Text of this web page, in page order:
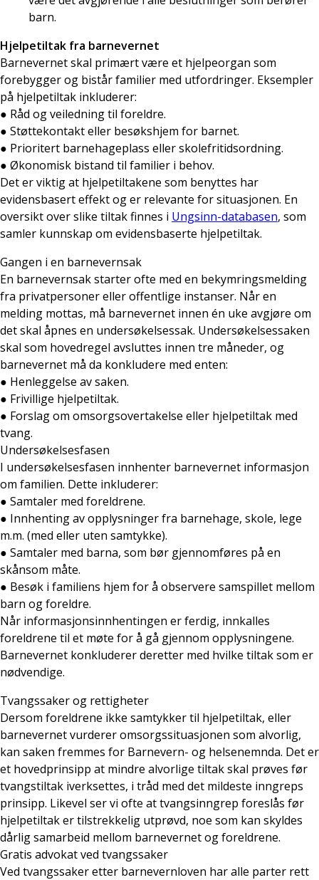
barn.
Hjelpetiltak fra barnevernet
Barnevernet skal primært være et hjelpeorgan som
forebygger og bistår familier med utfordringer. Eksempler
på hjelpetiltak inkluderer:
● Råd og veiledning til foreldre.
● Støttekontakt eller besøkshjem for barnet.
● Prioritert barnehageplass eller skolefritidsordning.
● Økonomisk bistand til familier i behov.
Det er viktig at hjelpetiltakene som benyttes har
evidensbasert effekt og er relevante for situasjonen. En
oversikt over slike tiltak finnes i Ungsinn-databasen, som
samler kunnskap om evidensbaserte hjelpetiltak.
Gangen i en barnevernsak
En barnevernsak starter ofte med en bekymringsmelding
fra privatpersoner eller offentlige instanser. Når en
melding mottas, må barnevernet innen én uke avgjøre om
det skal åpnes en undersøkelsessak. Undersøkelsessaken
skal som hovedregel avsluttes innen tre måneder, og
barnevernet må da konkludere med enten:
● Henleggelse av saken.
● Frivillige hjelpetiltak.
● Forslag om omsorgsovertakelse eller hjelpetiltak med
tvang.
Undersøkelsesfasen
I undersøkelsesfasen innhenter barnevernet informasjon
om familien. Dette inkluderer:
● Samtaler med foreldrene.
● Innhenting av opplysninger fra barnehage, skole, lege
m.m. (med eller uten samtykke).
● Samtaler med barna, som bør gjennomføres på en
skånsom måte.
● Besøk i familiens hjem for å observere samspillet mellom
barn og foreldre.
Når informasjonsinnhentingen er ferdig, innkalles
foreldrene til et møte for å gå gjennom opplysningene.
Barnevernet konkluderer deretter med hvilke tiltak som er
nødvendige.
Tvangssaker og rettigheter
Dersom foreldrene ikke samtykker til hjelpetiltak, eller
barnevernet vurderer omsorgssituasjonen som alvorlig,
kan saken fremmes for Barnevern- og helsenemnda. Det er
et hovedprinsipp at mindre alvorlige tiltak skal prøves før
tvangstiltak iverksettes, i tråd med det mildeste inngreps
prinsipp. Likevel ser vi ofte at tvangsinngrep foreslås før
hjelpetiltak er tilstrekkelig utprøvd, noe som kan skyldes
dårlig samarbeid mellom barnevernet og foreldrene.
Gratis advokat ved tvangssaker
Ved tvangssaker etter barnevernloven har alle parter rett